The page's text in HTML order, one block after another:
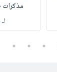
مذكرات
3
4
5